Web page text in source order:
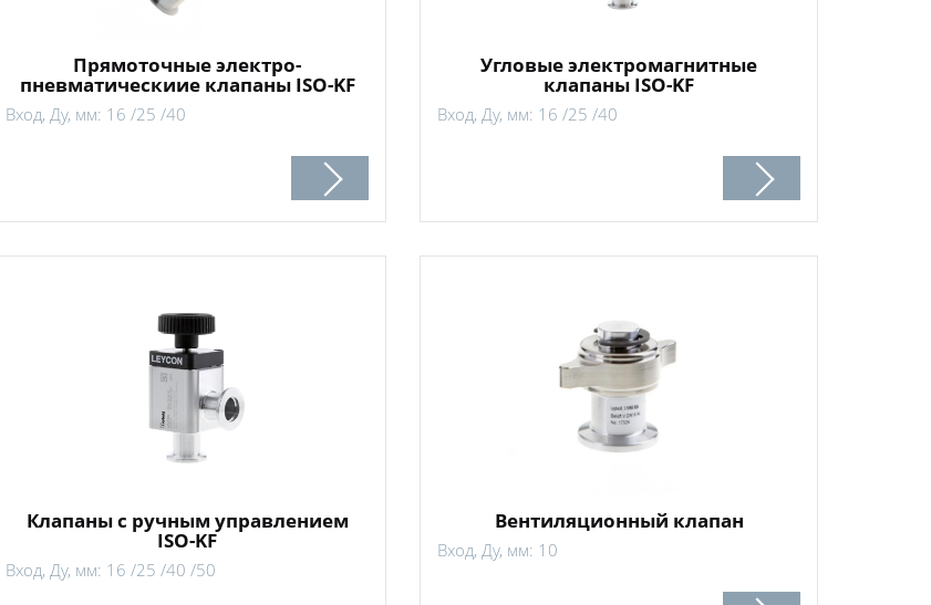
Прямоточные электро-
пневматическиие клапаны ISO-KF
Вход, Ду, мм: 16 /25 /40
Угловые электромагнитные
клапаны ISO-KF
Вход, Ду, мм: 16 /25 /40
Клапаны с ручным управлением
ISO-KF
Вход, Ду, мм: 16 /25 /40 /50
Вентиляционный клапан
Вход, Ду, мм: 10